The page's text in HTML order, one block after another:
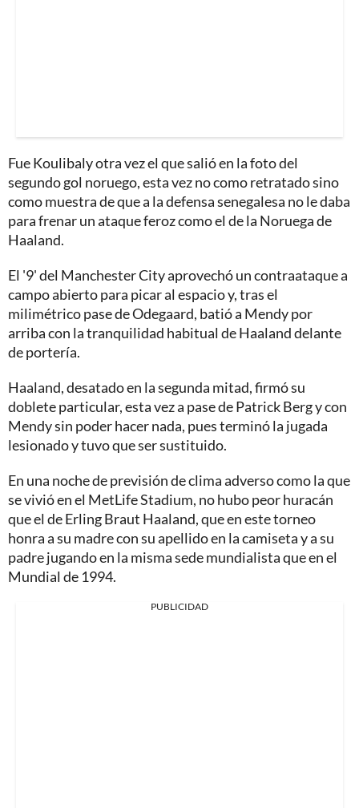
Fue Koulibaly otra vez el que salió en la foto del
segundo gol noruego, esta vez no como retratado sino
como muestra de que a la defensa senegalesa no le daba
para frenar un ataque feroz como el de la Noruega de
Haaland.
El '9' del Manchester City aprovechó un contraataque a
campo abierto para picar al espacio y, tras el
milimétrico pase de Odegaard, batió a Mendy por
arriba con la tranquilidad habitual de Haaland delante
de portería.
Haaland, desatado en la segunda mitad, firmó su
doblete particular, esta vez a pase de Patrick Berg y con
Mendy sin poder hacer nada, pues terminó la jugada
lesionado y tuvo que ser sustituido.
En una noche de previsión de clima adverso como la que
se vivió en el MetLife Stadium, no hubo peor huracán
que el de Erling Braut Haaland, que en este torneo
honra a su madre con su apellido en la camiseta y a su
padre jugando en la misma sede mundialista que en el
Mundial de 1994.
PUBLICIDAD